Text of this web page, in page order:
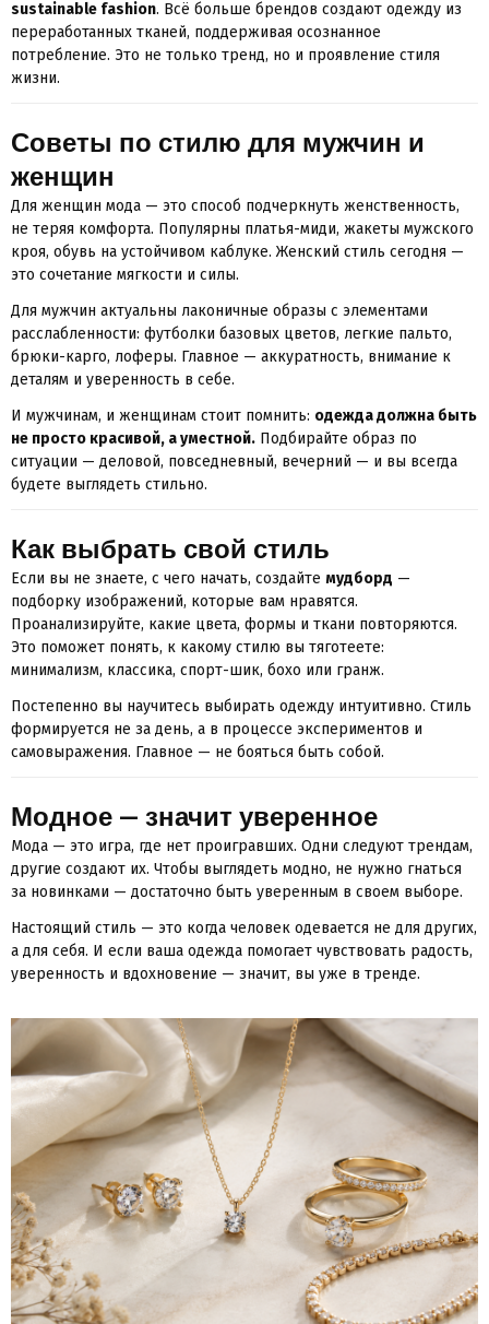
sustainable fashion. Всё больше брендов создают одежду из
переработанных тканей, поддерживая осознанное
потребление. Это не только тренд, но и проявление стиля
жизни.
Советы по стилю для мужчин и
женщин
Для женщин мода — это способ подчеркнуть женственность,
не теряя комфорта. Популярны платья-миди, жакеты мужского
кроя, обувь на устойчивом каблуке. Женский стиль сегодня —
это сочетание мягкости и силы.
Для мужчин актуальны лаконичные образы с элементами
расслабленности: футболки базовых цветов, легкие пальто,
брюки-карго, лоферы. Главное — аккуратность, внимание к
деталям и уверенность в себе.
И мужчинам, и женщинам стоит помнить: одежда должна быть
не просто красивой, а уместной. Подбирайте образ по
ситуации — деловой, повседневный, вечерний — и вы всегда
будете выглядеть стильно.
Как выбрать свой стиль
Если вы не знаете, с чего начать, создайте мудборд —
подборку изображений, которые вам нравятся.
Проанализируйте, какие цвета, формы и ткани повторяются.
Это поможет понять, к какому стилю вы тяготеете:
минимализм, классика, спорт-шик, бохо или гранж.
Постепенно вы научитесь выбирать одежду интуитивно. Стиль
формируется не за день, а в процессе экспериментов и
самовыражения. Главное — не бояться быть собой.
Модное — значит уверенное
Мода — это игра, где нет проигравших. Одни следуют трендам,
другие создают их. Чтобы выглядеть модно, не нужно гнаться
за новинками — достаточно быть уверенным в своем выборе.
Настоящий стиль — это когда человек одевается не для других,
а для себя. И если ваша одежда помогает чувствовать радость,
уверенность и вдохновение — значит, вы уже в тренде.